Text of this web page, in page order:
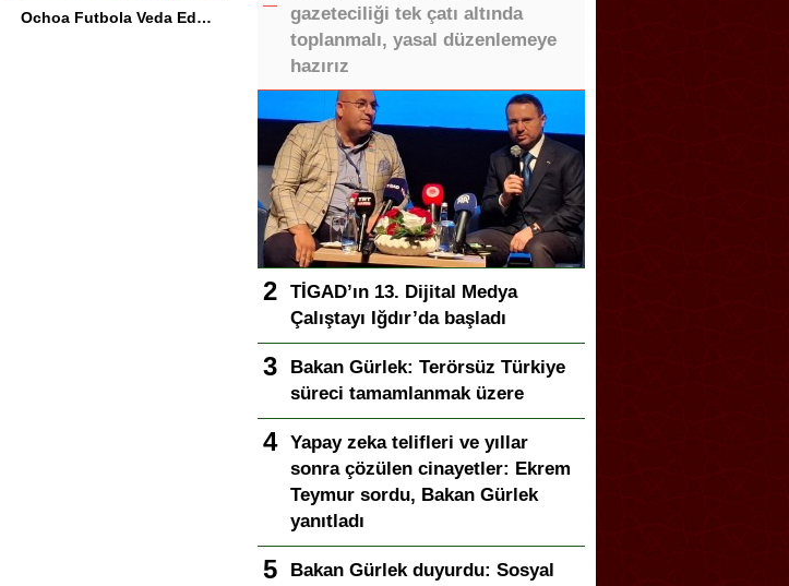
Ochoa Futbola Veda Ediyor
gazeteciliği tek çatı altında
toplanmalı, yasal düzenlemeye
hazırız
TİGAD’ın 13. Dijital Medya
Çalıştayı Iğdır’da başladı
Bakan Gürlek: Terörsüz Türkiye
süreci tamamlanmak üzere
Yapay zeka telifleri ve yıllar
sonra çözülen cinayetler: Ekrem
Teymur sordu, Bakan Gürlek
yanıtladı
Bakan Gürlek duyurdu: Sosyal